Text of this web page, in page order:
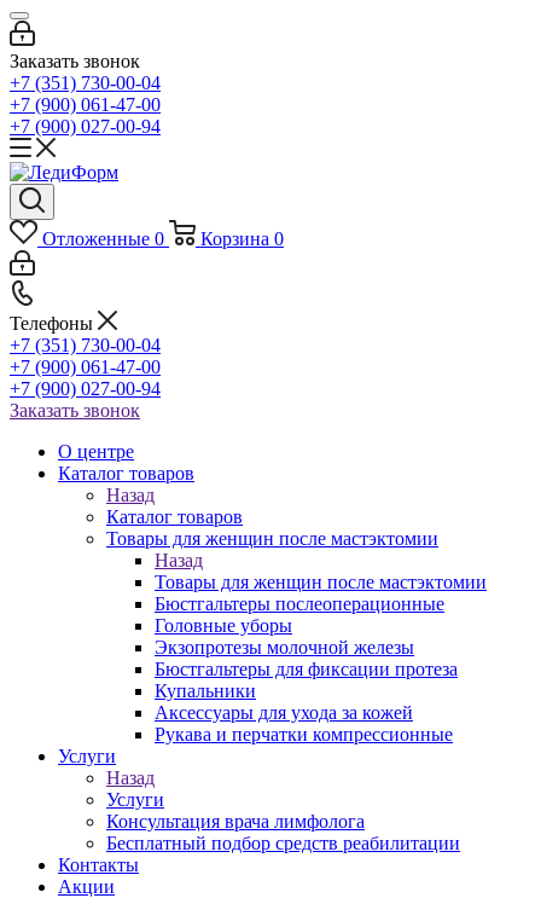
Заказать звонок
+7 (351) 730-00-04
+7 (900) 061-47-00
+7 (900) 027-00-94
Отложенные 0 Корзина 0
Телефоны
+7 (351) 730-00-04
+7 (900) 061-47-00
+7 (900) 027-00-94
Заказать звонок
О центре
Каталог товаров
Назад
Каталог товаров
Товары для женщин после мастэктомии
Назад
Товары для женщин после мастэктомии
Бюстгальтеры послеоперационные
Головные уборы
Экзопротезы молочной железы
Бюстгальтеры для фиксации протеза
Купальники
Аксессуары для ухода за кожей
Рукава и перчатки компрессионные
Услуги
Назад
Услуги
Консультация врача лимфолога
Бесплатный подбор средств реабилитации
Контакты
Акции